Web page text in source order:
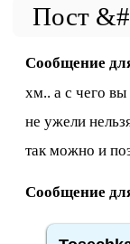
Сообщение
хм.. а с чего вы
не ужели
так можно и
Сообщение